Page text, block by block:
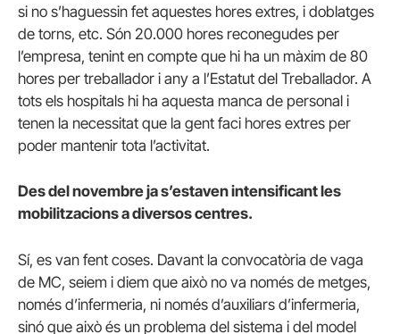
si no s’haguessin fet aquestes hores extres, i doblatges
de torns, etc. Són 20.000 hores reconegudes per
l’empresa, tenint en compte que hi ha un màxim de 80
hores per treballador i any a l’Estatut del Treballador. A
tots els hospitals hi ha aquesta manca de personal i
tenen la necessitat que la gent faci hores extres per
poder mantenir tota l’activitat.
Des del novembre ja s’estaven intensificant les
mobilitzacions a diversos centres.
Sí, es van fent coses. Davant la convocatòria de vaga
de MC, seiem i diem que això no va només de metges,
només d’infermeria, ni només d’auxiliars d’infermeria,
sinó que això és un problema del sistema i del model